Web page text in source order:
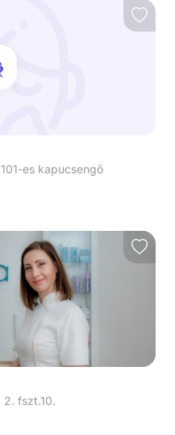
es kapucsengő
2. fszt.10.